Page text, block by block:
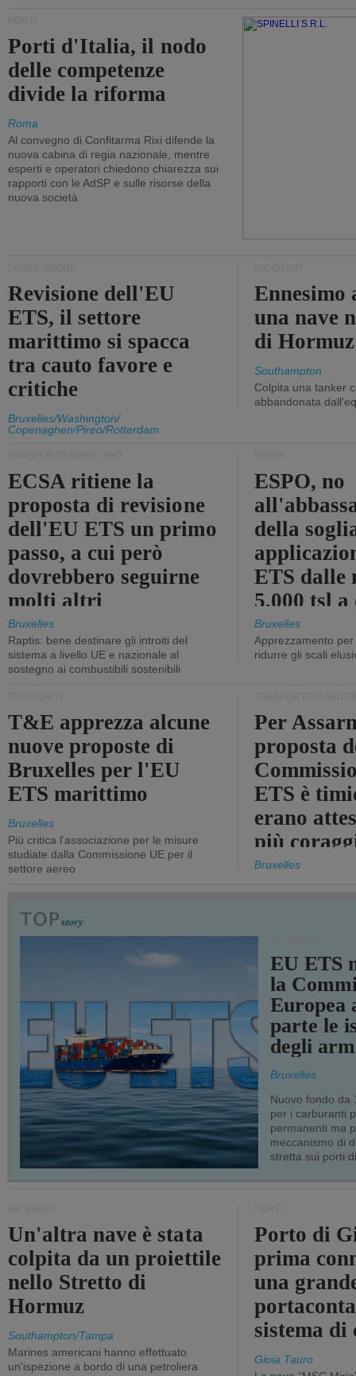
Porti d'Italia, il nodo
delle competenze
divide la riforma
Roma
Al convegno di Confitarma Rixi difende la
nuova cabina di regia nazionale, mentre
esperti e operatori chiedono chiarezza sui
rapporti con le AdSP e sulle risorse della
nuova società
Revisione dell'EU
ETS, il settore
marittimo si spacca
tra cauto favore e
critiche
Bruxelles/Washington/
Copenaghen/Pireo/Rotterdam
Ennesimo
una nave
di Hormuz
Southampton
Colpita una tanker
abbandonata
ECSA ritiene la
proposta di revisione
dell'EU ETS un primo
passo, a cui però
dovrebbero seguirne
molti altri
Bruxelles
Raptis: bene destinare gli introiti del
sistema a livello UE e nazionale al
sostegno ai combustibili sostenibili
ESPO, no
della
ETS dalle
5.000 tsl
400 tsl
Bruxelles
Apprezzamento
ridurre gli scali
T&E apprezza alcune
nuove proposte di
Bruxelles per l'EU
ETS marittimo
Bruxelles
Più critica l'associazione per le misure
studiate dalla Commissione UE per il
settore aereo
Per
proposta
ETS è
erano
più
Bruxelles
EU ETS
la
Europea
parte le
degli
Bruxelles
Nuovo fondo da
per i carburanti
permanenti ma
meccanismo di
stretta sui porti
Un'altra nave è stata
colpita da un proiettile
nello Stretto di
Hormuz
Southampton/Tampa
Marines americani hanno effettuato
un'ispezione a bordo di una petroliera
Porto di
prima
una
sistema
Gioia Tauro